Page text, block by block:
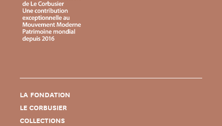
LA FONDATION
LE CORBUSIER
COLLECTIONS